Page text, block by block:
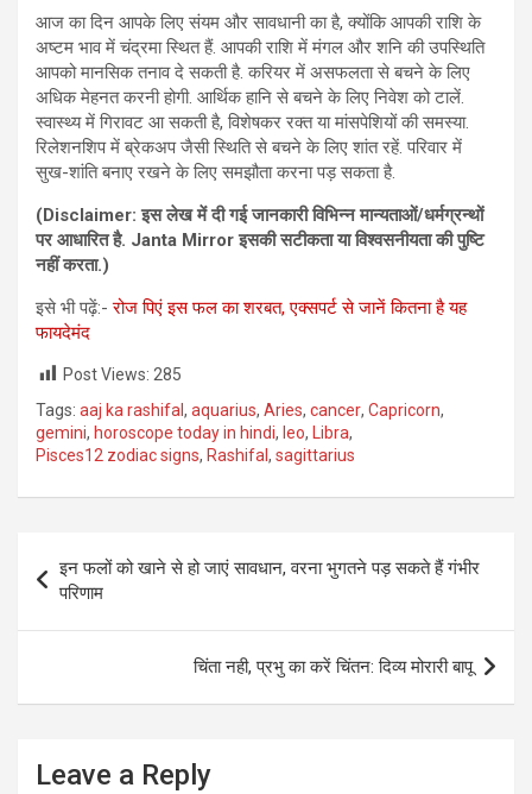
आज का दिन आपके लिए संयम और सावधानी का है, क्योंकि आपकी राशि के
अष्टम भाव में चंद्रमा स्थित हैं. आपकी राशि में मंगल और शनि की उपस्थिति
आपको मानसिक तनाव दे सकती है. करियर में असफलता से बचने के लिए
अधिक मेहनत करनी होगी. आर्थिक हानि से बचने के लिए निवेश को टालें.
स्वास्थ्य में गिरावट आ सकती है, विशेषकर रक्त या मांसपेशियों की समस्या.
रिलेशनशिप में ब्रेकअप जैसी स्थिति से बचने के लिए शांत रहें. परिवार में
सुख-शांति बनाए रखने के लिए समझौता करना पड़ सकता है.
(Disclaimer: इस लेख में दी गई जानकारी विभिन्‍न मान्‍यताओं/धर्मग्रन्‍थों
पर आधारित है. Janta Mirror इसकी सटीकता या विश्‍वसनीयता की पुष्टि
नहीं करता.)
इसे भी पढ़ें:- रोज पिएं इस फल का शरबत, एक्‍सपर्ट से जानें कितना है यह
फायदेमंद
Post Views: 285
Tags: aaj ka rashifal , aquarius, Aries, cancer, Capricorn,
gemini, horoscope today in hindi, leo, Libra,
Pisces12 zodiac signs, Rashifal , sagittarius
navigation
इन फलों को खाने से हो जाएं सावधान, वरना भुगतने पड़ सकते हैं गंभीर
परिणाम
चिंता नही, प्रभु का करें चिंतन: दिव्य मोरारी बापू
Leave a Reply